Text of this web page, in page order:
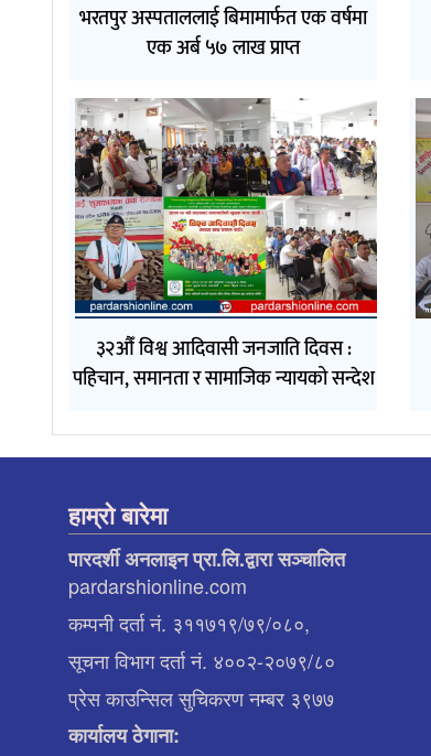
भरतपुर अस्पताललाई बिमामार्फत एक वर्षमा
एक अर्ब ५७ लाख प्राप्त
३२औँ विश्व आदिवासी जनजाति दिवस :
पहिचान, समानता र सामाजिक न्यायको सन्देश
हाम्रो बारेमा
पारदर्शी अनलाइन प्रा.लि.द्वारा सञ्चालित
pardarshionline.com
कम्पनी दर्ता नं. ३११७१९/७९/०८०,
सूचना विभाग दर्ता नं. ४००२-२०७९/८०
प्रेस काउन्सिल सुचिकरण नम्बर ३९७७
कार्यालय ठेगाना: